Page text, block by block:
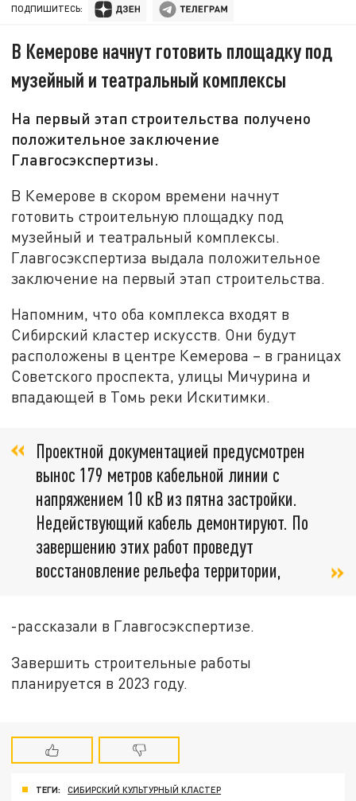
ПОДПИШИТЕСЬ:
В Кемерове начнут готовить площадку под
музейный и театральный комплексы
На первый этап строительства получено
положительное заключение
Главгосэкспертизы.
В Кемерове в скором времени начнут
готовить строительную площадку под
музейный и театральный комплексы.
Главгосэкспертиза выдала положительное
заключение на первый этап строительства.
Напомним, что оба комплекса входят в
Сибирский кластер искусств. Они будут
расположены в центре Кемерова – в границах
Советского проспекта, улицы Мичурина и
впадающей в Томь реки Искитимки.
Проектной документацией предусмотрен
вынос 179 метров кабельной линии с
напряжением 10 кВ из пятна застройки.
Недействующий кабель демонтируют. По
завершению этих работ проведут
восстановление рельефа территории,
-рассказали в Главгосэкспертизе.
Завершить строительные работы
планируется в 2023 году.
ТЕГИ:
СИБИРСКИЙ КУЛЬТУРНЫЙ КЛАСТЕР